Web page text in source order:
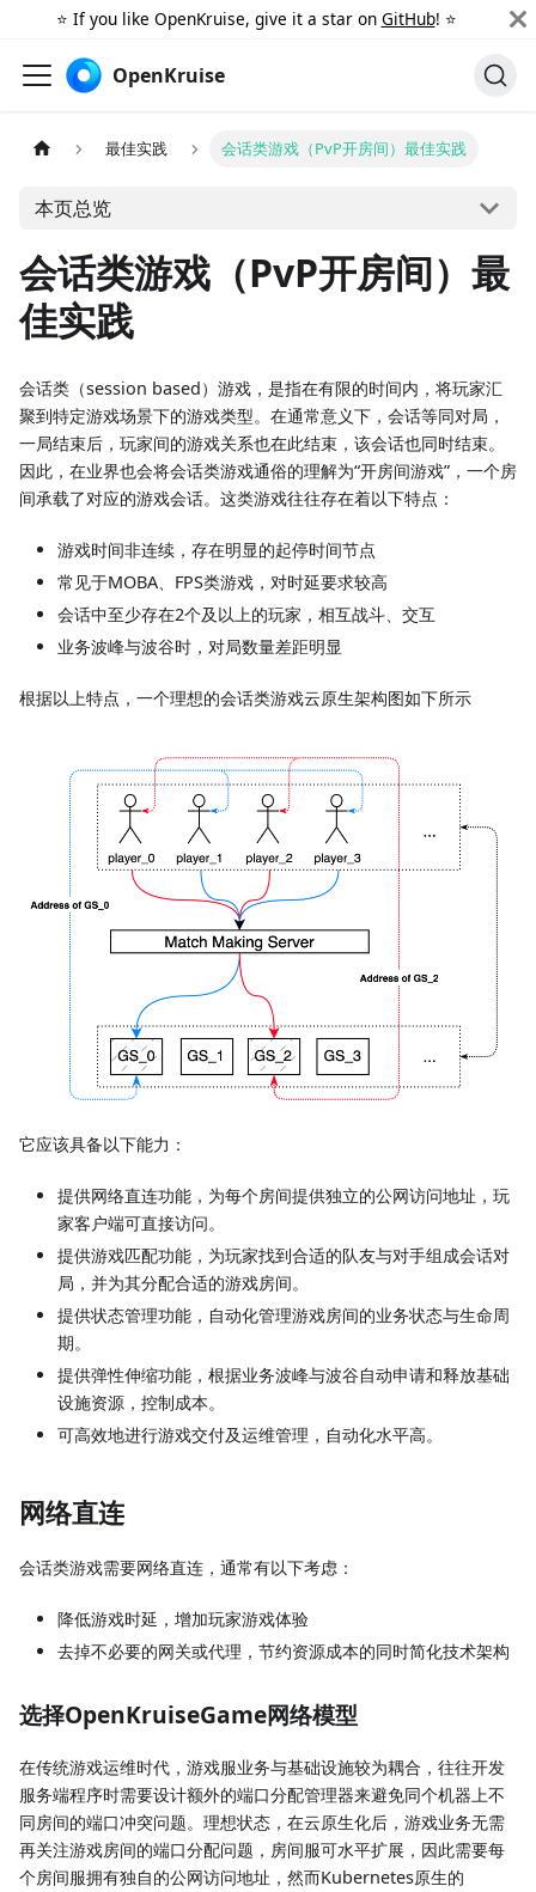
⭐️ If you like OpenKruise, give it a star on GitHub! ⭐️
OpenKruise
最佳实践 会话类游戏（PvP开房间）最佳实践
本页总览
会话类游戏（PvP开房间）最
佳实践
会话类（session based）游戏，是指在有限的时间内，将玩家汇
聚到特定游戏场景下的游戏类型。在通常意义下，会话等同对局，
一局结束后，玩家间的游戏关系也在此结束，该会话也同时结束。
因此，在业界也会将会话类游戏通俗的理解为“开房间游戏”，一个房
间承载了对应的游戏会话。这类游戏往往存在着以下特点：
游戏时间非连续，存在明显的起停时间节点
常见于MOBA、FPS类游戏，对时延要求较高
会话中至少存在2个及以上的玩家，相互战斗、交互
业务波峰与波谷时，对局数量差距明显
根据以上特点，一个理想的会话类游戏云原生架构图如下所示
它应该具备以下能力：
提供网络直连功能，为每个房间提供独立的公网访问地址，玩
家客户端可直接访问。
提供游戏匹配功能，为玩家找到合适的队友与对手组成会话对
局，并为其分配合适的游戏房间。
提供状态管理功能，自动化管理游戏房间的业务状态与生命周
期。
提供弹性伸缩功能，根据业务波峰与波谷自动申请和释放基础
设施资源，控制成本。
可高效地进行游戏交付及运维管理，自动化水平高。
网络直连
会话类游戏需要网络直连，通常有以下考虑：
降低游戏时延，增加玩家游戏体验
去掉不必要的网关或代理，节约资源成本的同时简化技术架构
选择OpenKruiseGame网络模型
在传统游戏运维时代，游戏服业务与基础设施较为耦合，往往开发
服务端程序时需要设计额外的端口分配管理器来避免同个机器上不
同房间的端口冲突问题。理想状态，在云原生化后，游戏业务无需
再关注游戏房间的端口分配问题，房间服可水平扩展，因此需要每
个房间服拥有独自的公网访问地址，然而Kubernetes原生的